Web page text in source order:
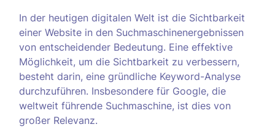
In der heutigen digitalen Welt ist die Sichtbarkeit
einer Website in den Suchmaschinenergebnissen
von entscheidender Bedeutung. Eine effektive
Möglichkeit, um die Sichtbarkeit zu verbessern,
besteht darin, eine gründliche Keyword-Analyse
durchzuführen. Insbesondere für Google, die
weltweit führende Suchmaschine, ist dies von
großer Relevanz.